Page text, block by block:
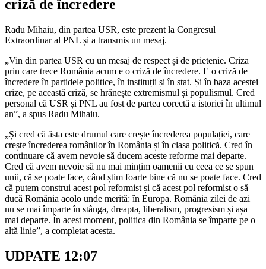
criză de încredere
Radu Mihaiu, din partea USR, este prezent la Congresul
Extraordinar al PNL și a transmis un mesaj.
„Vin din partea USR cu un mesaj de respect și de prietenie. Criza
prin care trece România acum e o criză de încredere. E o criză de
încredere în partidele politice, în instituții și în stat. Și în baza acestei
crize, pe această criză, se hrănește extremismul și populismul. Cred
personal că USR și PNL au fost de partea corectă a istoriei în ultimul
an”, a spus Radu Mihaiu.
„Și cred că ăsta este drumul care crește încrederea populației, care
crește încrederea românilor în România și în clasa politică. Cred în
continuare că avem nevoie să ducem aceste reforme mai departe.
Cred că avem nevoie să nu mai mințim oamenii cu ceea ce se spun
unii, că se poate face, când știm foarte bine că nu se poate face. Cred
că putem construi acest pol reformist și că acest pol reformist o să
ducă România acolo unde merită: în Europa. România zilei de azi
nu se mai împarte în stânga, dreapta, liberalism, progresism și așa
mai departe. În acest moment, politica din România se împarte pe o
altă linie”, a completat acesta.
UDPATE 12:07